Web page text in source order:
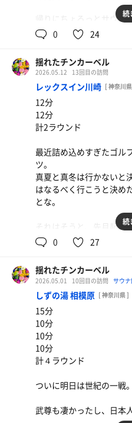
朝はやっぱりそば
帰りにちょろっとサウナ
ボールを買って帰ろうか。
続
0 24
揺れたチンカーベル
2026.05.12 13回目の訪問
レックスイン川崎 [ 神奈川
12分
12分
計2ラウンド
最近詰め込めすぎたゴル
ツ。
真夏と真冬は行かないと
はなるべく行こうと決め
とな。
それはそうと、先月起き
になる日が来たぜ。
思えばあの日、生まれて
んな。
ゴルフの後でも気合い入
もちろん気合いを込めた
さ。
続
0 27
揺れたチンカーベル
2026.05.01 10回目の訪問 サウ
しずの湯 相模原 [ 神奈川県 ]
15分
10分
10分
10分
計４ラウンド
ついに明日は世紀の一戦。
武尊も凄かったし、日本